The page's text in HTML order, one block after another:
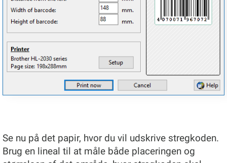
Se nu på det papir, hvor du vil udskrive stregkoden.
Brug en lineal til at måle både placeringen og